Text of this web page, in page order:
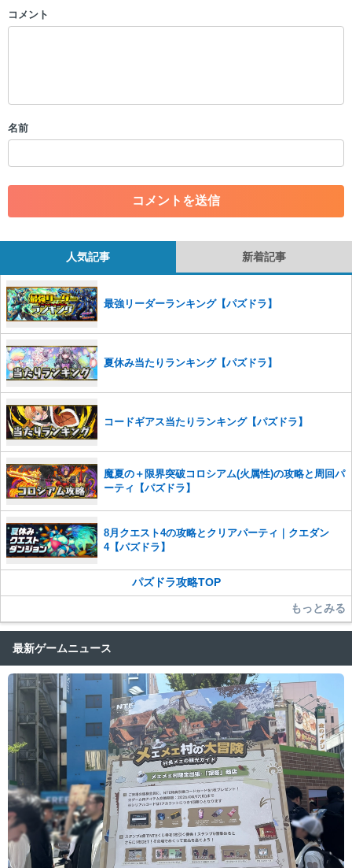
以下の書き込みを禁止とし、場合によってはコメント削除や書き込み制
・一度削除された投稿を再び投稿すること
・アカウントの売買など金銭が絡む内容の投稿
・各ゲームのネタバレを含む内容の投稿
・その他、管理者が不適切と判断した投稿
だけますでしょうか。
コメントの削除を申請する※投稿内容を確認後、順次対応さ
せていただきます。ご了承ください。
※一度削除したコメントは復元ができませんのでご注意くだ
また、過度な利用規約の違反や、弊社に損害の及ぶ内容の書き込みがあ
った場合は、法的措置をとらせていただく場合もございますので、あら
かじめご理解くださいませ。
コメント
名前
人気記事 新着記事
最強リーダーランキング【パズドラ】
夏休み当たりランキング【パズドラ】
コードギアス当たりランキング【パズドラ】
魔夏の＋限界突破コロシアム(火属性)の攻略と周回パ
ーティ【パズドラ】
8月クエスト4の攻略とクリアパーティ｜クエダン
4【パズドラ】
パズドラ攻略TOP
もっとみる
最新ゲームニュース